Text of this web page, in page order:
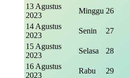
13 Agustus
2023
Minggu 26
14 Agustus
2023
Senin 27
15 Agustus
2023
Selasa 28
16 Agustus
2023
Rabu 29